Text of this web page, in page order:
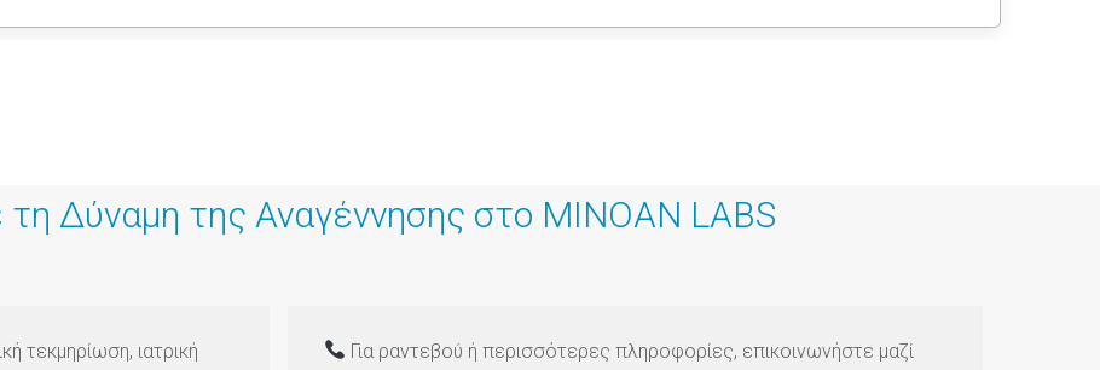
Δύναμη της Αναγέννησης στο MINOAN LABS
τεκμηρίωση, ιατρική
Για ραντεβού ή περισσότερες πληροφορίες, επικοινωνήστε μαζί